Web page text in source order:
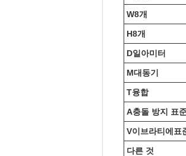
W8개
H8개
D일아미터
M대동기
T융합
A충돌 방지 표
V이브라티 에 표
다른 것